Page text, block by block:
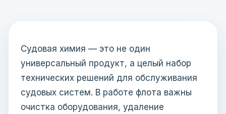
Судовая химия — это не один
универсальный продукт, а целый набор
технических решений для обслуживания
судовых систем. В работе флота важны
очистка оборудования, удаление